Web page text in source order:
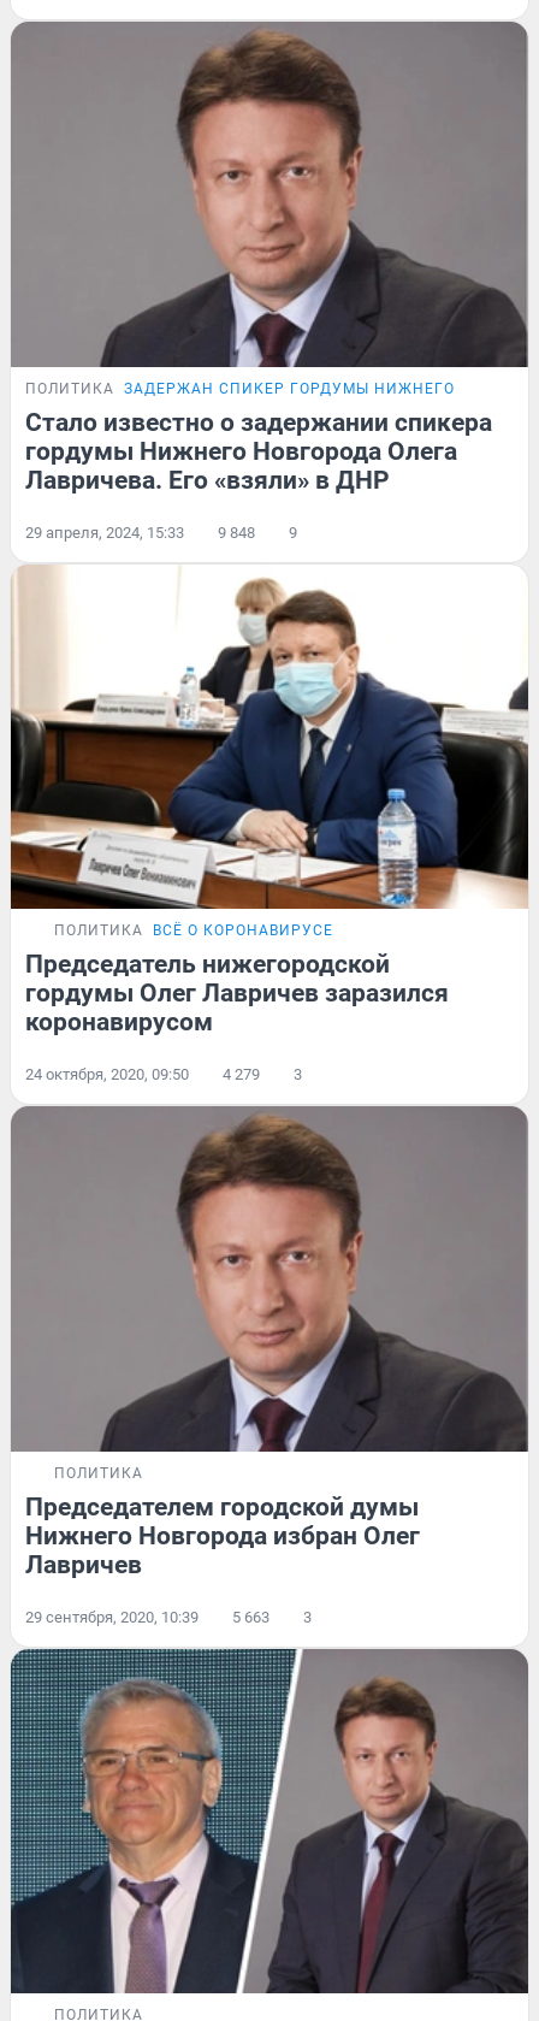
ПОЛИТИКА ЗАДЕРЖАН СПИКЕР ГОРДУМЫ НИЖНЕГО
Стало известно о задержании спикера
гордумы Нижнего Новгорода Олега
Лавричева. Его «взяли» в ДНР
29 апреля, 2024, 15:33 9 848 9
ПОЛИТИКА ВСЁ О КОРОНАВИРУСЕ
Председатель нижегородской
гордумы Олег Лавричев заразился
коронавирусом
24 октября, 2020, 09:50 4 279 3
ПОЛИТИКА
Председателем городской думы
Нижнего Новгорода избран Олег
Лавричев
29 сентября, 2020, 10:39 5 663 3
ПОЛИТИКА